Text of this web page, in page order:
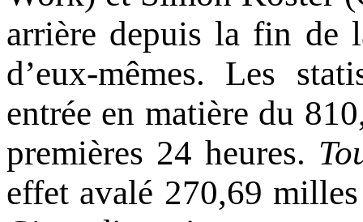
arrière depuis la fin de
d’eux-mêmes. Les
entrée en matière du
premières 24 heures.
effet avalé 270,69